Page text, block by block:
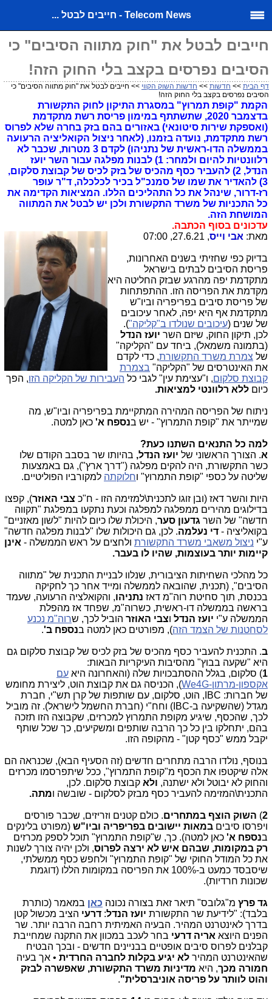
Telecom News - חייבים לבטל ...
חייבים לבטל את "חוק מתווה הסיבים" כי
הסיבים נפרסים בקצב בלי החוק הזה!
דף הבית >> חדשות >> חדשות השוק הקווי >> חייבים לבטל את "חוק מתווה הסיבים" כי
הסיבים נפרסים בקצב בלי החוק הזה!
הקמת "קופת תמרוץ" במסגרת התיקון לחוק התקשורת
בדצמבר 2020, שתשתתף במימון פריסת רשת מתקדמת
(ואספקת שירות סיטונאי) באזורים בהם בזק בחרה שלא לפרוס
רשת מתקדמת, נועדה בזמנו, (לאחר ניצול הקואליציה הרעועה
בממשלה הדו-ראשית של נתניהו) לקדם 3 מטרות, שכבר לא
רלוונטיות להיום ולמחר: 1) לבנות מפלגה עבור השר יועז
הנדל, 2) להעביר כסף מהכיס של בזק לכיס של קבוצת סלקום,
3) להאדיר את שמו של סמנכ"ל בכיר לכלכלה, ד"ר עופר
רז-דרור, שינהל את כל התהליכים הללו. המציאות הקדימה את
כל התכניות של משרד התקשורת ולכן יש לבטל את המתווה
המושחת הזה.
עדכונים בסוף הכתבה.
מאת: אבי וייס, 27.6.21, 07:00
בדיוק כפי שחזיתי בשנים האחרונות,
פריסת הסיבים לבתים בישראל
מתקדמת יפה מהרגע שבזק החליטה היא
מקדמת את הפריסה הזו. ההתפתחות
של פריסת סיבים בפריפריה וביו"ש
מתקדמת אף היא יפה, לאחר עיכובים
של שנים (עיכובים שנולדו ב"קליקה").
לכן, תיקון החוק, שיזם השר יועז הנדל
(בתמונה משמאל), ביחד עם "הקליקה"
של צמרת משרד התקשורת, כדי לקדם
את האינטרסים של "הקליקה" בצמרת
קבוצת סלקום, ו"עצימת עין" לגבי כל העבירות של הקליקה הזו, הפך
כיום ללא רלוונטי למציאות.
ניתוח של הפריסה המהירה המתקיימת בפריפריה וביו"ש, מה
שמייתר את "קופת התמרוץ" - יש בנספח א' כאן למטה.
למה כל התנאים השתנו כעת?
א. הצורך הראשוני של יועז הנדל, בהיותו שר בסבב הקודם שלו
כשר התקשורת, היה להקים מפלגה ("דרך ארץ"), גם באמצעות
שליטה על כספי "קופת התמרוץ" וחלוקתה למקורביו הפוליטיים.
היות והשר דאז (ובן זוגו לתכנית\למזימה הזו - ח"כ צבי האוזר), קפצו
בדילוגים מהירים ממפלגה למפלגה וכעת נתקעו במפלגת "תקווה
חדשה" של השר גדעון סער, היכולת שלו כיום להיות "לשון מאזניים"
בקואליציה - די נעלמה. לכן, גם היכולות שלו "לבנות מפלגה חדשה"
ע"י ניצול משאבי משרד התקשורת ולחצים על ראש הממשלה - אינן
קיימות יותר בעוצמות, שהיו לו בעבר.
כל מהלכי השחיתות הציבורית, שנלוו לבניית התכנית של "מתווה
הסיבים", (תכנית, שהובאה לממשלה ומייד אחר כך לחקיקה
בכנסת, תוך סחיטת רוה"מ דאז נתניהו, והקואלציה הרעועה, שעמד
בראשה בממשלה דו-ראשית, כשרוה"מ, שפחד אז מהפלת
הממשלה ע"י יועז הנדל וצבי האוזר הוביל לכך, שרוה"מ נכנע
לסחטנות של הצמד הזה), מפורטים כאן למטה בנספח ב'.
ב. התכנית להעביר כסף מהכיס של בזק לכיס של קבוצת סלקום גם
היא "שקעה בבוץ" מהסיבות העיקריות הבאות:
1) סלקום, בגלל ההסתבכויות שלה (והאחרונה היא עם
אקספון-מרתון-We4G
), הכניסה גם את קבוצת הוט, ליצירת מחומש
של חברות: IBC, הוט, סלקום, עם שותפות של קרן תש"י, חברת
מגדל (שהשקיעה ב-IBC) וחח"י (חברת החשמל לישראל). זה מוביל
לכך, שהכסף, שיגיע מקופת התמרוץ למכרזים, שקבוצה הזו תזכה
בהם, יתחלקו בין כל כך הרבה שותפים ומשקיעים, כך שכל שותף
יקבל ממש "כסף קטן" - מהקופה הזו.
בנוסף, נולדו הרבה מתחרים חדשים (זה הסעיף הבא), שכנראה הם
אלה שיקטפו את הכסף מ"קופת התמרוץ", ככל שיתפרסמו מכרזים
והחוק לא יבוטל ולא ישתנה, ולא קבוצת סלקום. לכן,
התכנית\המזימה להעביר כסף מבזק לסלקום - שובשה ומתה.
2
) השוק הוצף במתחרים. כולם קטנים וזריזים, שכבר פורסים
ויפרסו סיבים במאות יישובים בפריפריה וביו"ש (מפורט בלינקים
בנספח א' כאן למטה). כך, ש"קופת התמרוץ" תוכל לספק מכרזים
רק במקומות, שבהם איש לא ירצה לפרוס, ולכן יהיה צורך לשנות
את כל המודל החוקי של "קופת התמרוץ" ולחפש כסף ממשלתי,
שיסבסד כמעט ב-100% את הפריסה במקומות הללו (דוגמת
שכונות חרדיות).
גד פרץ מ"גלובס" תיאר זאת בצורה נכונה כאן במאמר (כותרת
בלבד): "לידיעת שר התקשורת יועז הנדל: דרעי הציב מכשול קטן
בדרך לאינטרנט המהיר. הבעיה האמיתית רחבה הרבה יותר. שר
הפנים היוצא אריה דרעי בחר לעכב במכוון את התקנה שמחייבת
קבלנים לפרוס סיבים אופטיים בבניינים חדשים - ובכך הבטיח
שהאינטרנט המהיר לא יגיע בקלות לחברה החרדית • אך בעיה
חמורה מכך, היא מדיניות משרד התקשורת, שאפשרה לבזק
והוט לוותר על פריסה אוניברסלית".